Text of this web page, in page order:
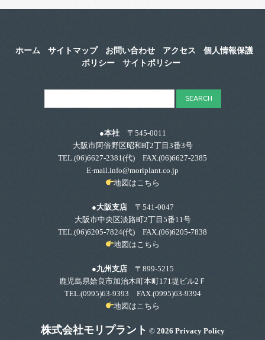
ホーム サイトマップ お問い合わせ アクセス
個人情報保護
ポリシー
サイトポリシー
●本社〒545-0011
大阪市阿倍野区昭和町2丁目3番3号
TEL. (06)6627-2381 (代) FAX.(06)6627-2385
E-mail.info@moriplant.co.jp
地図はこちら
●大阪支店〒541-0047
大阪市中央区淡路町2丁目5番11号
TEL. (06)6205-7824(代) FAX.(06)6205-7838
地図はこちら
●九州支店〒899-5215
鹿児島県姶良市加治木町本町171堤ビル2Ｆ
TEL. (0995)63-9393 FAX.(0995)63-9394
地図はこちら
株式会社モリプラント © 2026 Privacy Policy